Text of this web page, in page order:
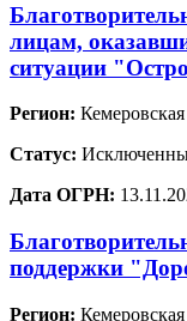
лицам,
ситуации
Регион: Кемеровская
Статус:
Дата ОГРН:
поддержки
Регион: Кемеровская